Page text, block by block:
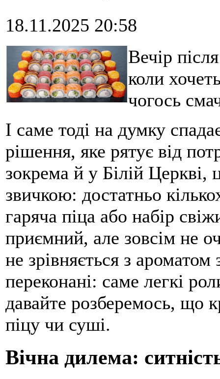
18.11.2025 20:58
Вечір
коли
чогось
І саме тоді на думку
рішення, яке рятує від
зокрема й у Білій Церкві,
звичкою: достатньо
гаряча піца або набір
приємний, але зовсім не
не зрівняється з ароматом
переконані: саме легкі
давайте розберемось, що
піцу чи суші.
Вічна дилема: